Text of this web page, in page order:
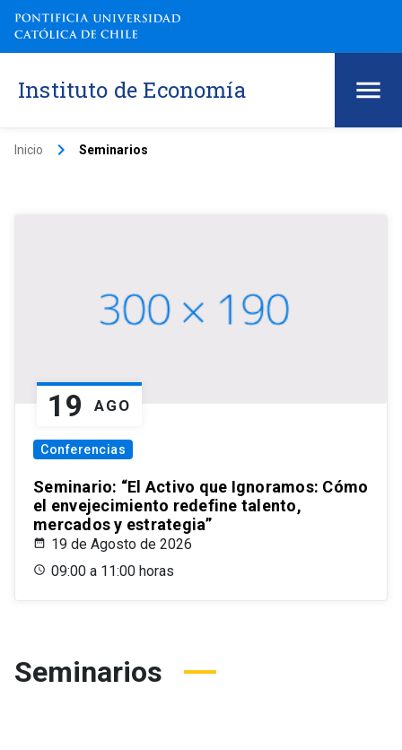
Instituto de Economía
Inicio keyboard_arrow_right Seminarios
19 AGO
Conferencias
Seminario: “El Activo que Ignoramos: Cómo
el envejecimiento redefine talento,
mercados y estrategia”
19 de Agosto de 2026
09:00 a 11:00 horas
Seminarios